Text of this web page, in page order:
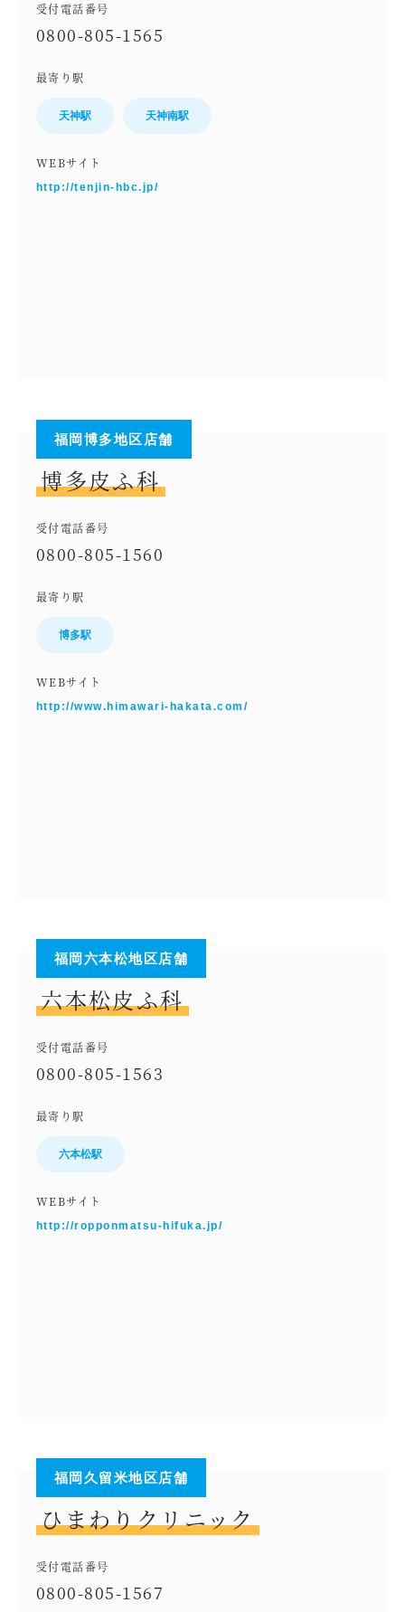
受付電話番号
0800-805-1565
最寄り駅
天神駅 天神南駅
WEBサイト
http://tenjin-hbc.jp/
福岡博多地区店舗
博多皮ふ科
受付電話番号
0800-805-1560
最寄り駅
博多駅
WEBサイト
http://www.himawari-hakata.com/
福岡六本松地区店舗
六本松皮ふ科
受付電話番号
0800-805-1563
最寄り駅
六本松駅
WEBサイト
http://ropponmatsu-hifuka.jp/
福岡久留米地区店舗
ひまわりクリニック
受付電話番号
0800-805-1567